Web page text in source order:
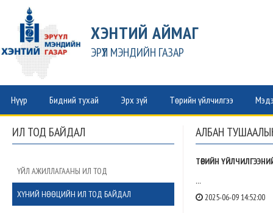
ХЭНТИЙ АЙМАГ
ЭРҮҮЛ МЭНДИЙН ГАЗАР
Нүүр Бидний тухай Эрх зүй Төрийн үйлчилгээ
ИЛ ТОД БАЙДАЛ
ҮЙЛ АЖИЛЛАГААНЫ ИЛ ТОД
ХҮНИЙ НӨӨЦИЙН ИЛ ТОД БАЙДАЛ
АЛБАН
ТӨРИЙН
...
2025-06-09 14:52:00